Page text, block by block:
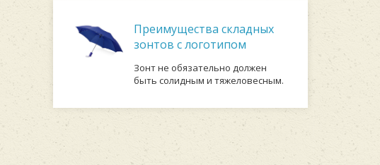
Преимущества складных
зонтов с логотипом
Зонт не обязательно должен
быть солидным и тяжеловесным.